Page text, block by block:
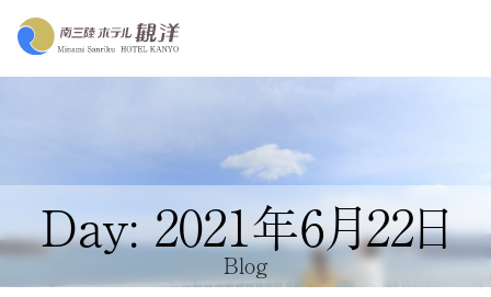
Day: 2021年6月22日
Blog